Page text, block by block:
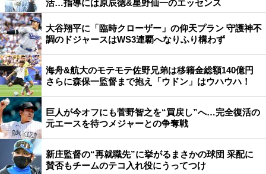
活…指導には原辰徳&星野仙一のエッセンス
大谷翔平に「臨時クローザー」の仰天プラン 守護神不
調のドジャースはWS3連覇へなりふり構わず
海舟&航大のモテモテ佐野兄弟は移籍金総額140億円
さらに森保一監督まで抱え「ウドン」はウハウハ！
巨人が今オフにも菅野智之を“買戻し”へ…完全復活の
元エースを待つメジャーとの争奪戦
新庄監督の“再就職先”に挙がるまさかの球団 采配に
賛否もチームのテコ入れ役にうってつけ